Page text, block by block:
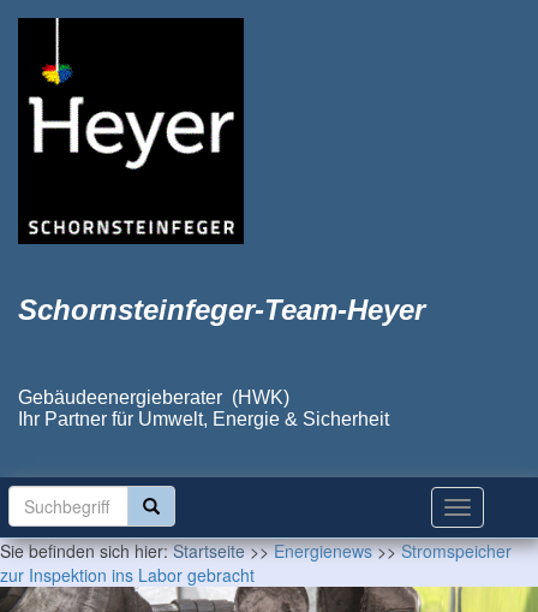
Schornsteinfeger-Team-Heyer
Gebäudeenergieberater (HWK)
Ihr Partner für Umwelt, Energie & Sicherheit
Sie befinden sich hier:Startseite>>Energienews>>Stromspeicher
zur Inspektion ins Labor gebracht